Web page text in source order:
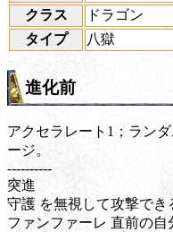
クラス
ドラゴン
タイプ
八獄
進化前
アクセラレート 1；ラン
ージ。
----------
突進
守護 を無視して攻撃でき
ファンファーレ 直前の自